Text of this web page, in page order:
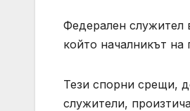
Федерален служител
който началникът на
Тези спорни срещи,
служители,